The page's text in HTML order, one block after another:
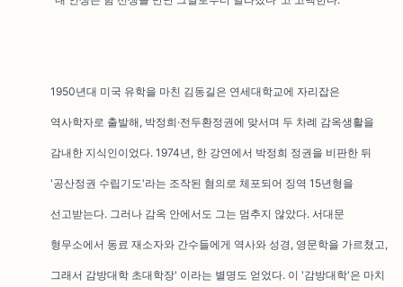
1950년대 미국 유학을 마친 김동길은 연세대학교에 자리잡은
역사학자로 출발해, 박정희·전두환정권에 맞서며 두 차례 감옥생활을
감내한 지식인이었다. 1974년, 한 강연에서 박정희 정권을 비판한 뒤
'공산정권 수립기도'라는 조작된 혐의로 체포되어 징역 15년형을
선고받는다. 그러나 감옥 안에서도 그는 멈추지 않았다. 서대문
형무소에서 동료 재소자와 간수들에게 역사와 성경, 영문학을 가르쳤고,
그래서 감방대학 초대학장' 이라는 별명도 얻었다. 이 '감방대학'은 마치